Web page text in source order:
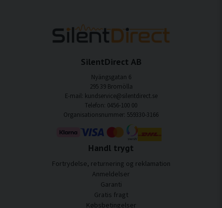
SilentDirect AB
Nyängsgatan 6
295 39 Bromölla
E-mail: kundservice@silentdirect.se
Telefon: 0456-100 00
Organisationsnummer: 559330-3166
Handl trygt
Fortrydelse, returnering og reklamation
Anmeldelser
Garanti
Gratis fragt
Købsbetingelser